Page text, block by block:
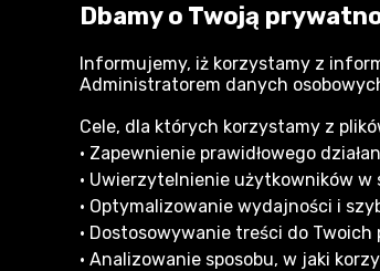
Zobacz również:
Pistolety i zraszacze Gardena
Informacje dla Klienta
Dbamy o Twoją
Informujemy, iż korzystamy z
Administratorem danych
Cele, dla których korzystamy z
• Zapewnienie prawidłowego
• Uwierzytelnienie użytkowników w
• Optymalizowanie wydajności i
• Dostosowywanie treści do
• Analizowanie sposobu, w jaki